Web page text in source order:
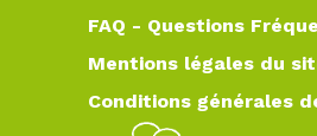
FAQ - Questions
Mentions légales du
Conditions générales